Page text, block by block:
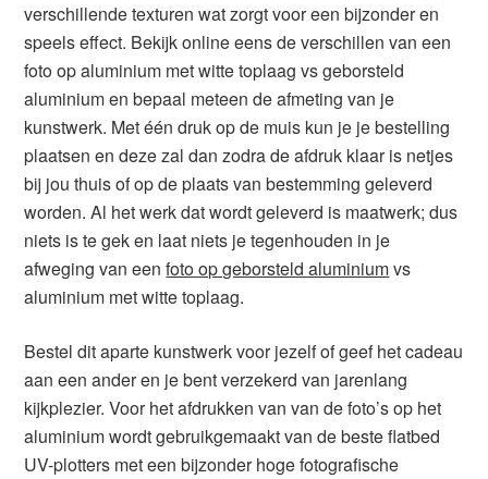
verschillende texturen wat zorgt voor een bijzonder en
speels effect. Bekijk online eens de verschillen van een
foto op aluminium met witte toplaag vs geborsteld
aluminium en bepaal meteen de afmeting van je
kunstwerk. Met één druk op de muis kun je je bestelling
plaatsen en deze zal dan zodra de afdruk klaar is netjes
bij jou thuis of op de plaats van bestemming geleverd
worden. Al het werk dat wordt geleverd is maatwerk; dus
niets is te gek en laat niets je tegenhouden in je
afweging van eenfoto op geborsteld aluminiumvs
aluminium met witte toplaag.
Bestel dit aparte kunstwerk voor jezelf of geef het cadeau
aan een ander en je bent verzekerd van jarenlang
kijkplezier. Voor het afdrukken van van de foto’s op het
aluminium wordt gebruikgemaakt van de beste flatbed
UV-plotters met een bijzonder hoge fotografische